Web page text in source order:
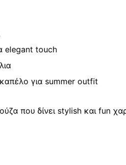
elegant touch
για summer outfit
που δίνει stylish και fun